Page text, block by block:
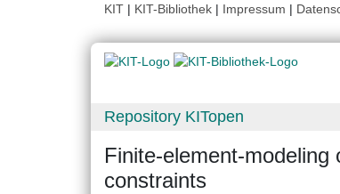
KIT | KIT-Bibliothek | Impressum |
Repository KITopen
Finite-element-
constraints